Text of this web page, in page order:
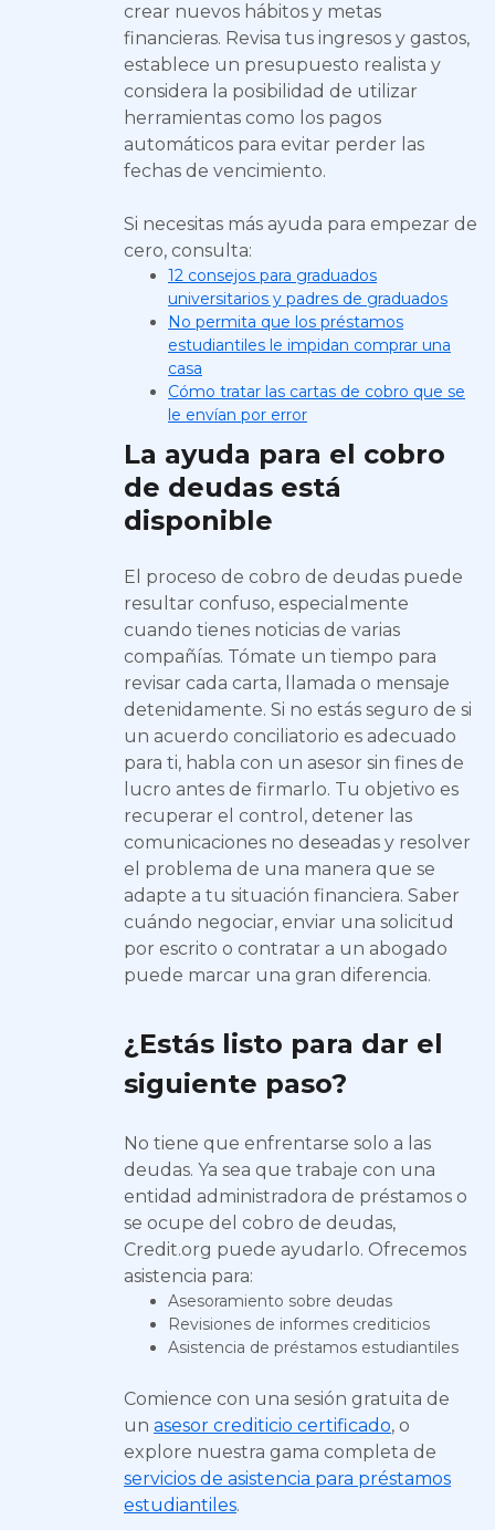
crear nuevos hábitos y metas
financieras. Revisa tus ingresos y gastos,
establece un presupuesto realista y
considera la posibilidad de utilizar
herramientas como los pagos
automáticos para evitar perder las
fechas de vencimiento.
Si necesitas más ayuda para empezar de
cero, consulta:
12 consejos para graduados
universitarios y padres de graduados
No permita que los préstamos
estudiantiles le impidan comprar una
casa
Cómo tratar las cartas de cobro que se
le envían por error
La ayuda para el cobro
de deudas está
disponible
El proceso de cobro de deudas puede
resultar confuso, especialmente
cuando tienes noticias de varias
compañías. Tómate un tiempo para
revisar cada carta, llamada o mensaje
detenidamente. Si no estás seguro de si
un acuerdo conciliatorio es adecuado
para ti, habla con un asesor sin fines de
lucro antes de firmarlo. Tu objetivo es
recuperar el control, detener las
comunicaciones no deseadas y resolver
el problema de una manera que se
adapte a tu situación financiera. Saber
cuándo negociar, enviar una solicitud
por escrito o contratar a un abogado
puede marcar una gran diferencia.
¿Estás listo para dar el
siguiente paso?
No tiene que enfrentarse solo a las
deudas. Ya sea que trabaje con una
entidad administradora de préstamos o
se ocupe del cobro de deudas,
Credit.org puede ayudarlo. Ofrecemos
asistencia para:
Asesoramiento sobre deudas
Revisiones de informes crediticios
Asistencia de préstamos estudiantiles
Comience con una sesión gratuita de
un asesor crediticio certificado, o
explore nuestra gama completa de
servicios de asistencia para préstamos
estudiantiles.